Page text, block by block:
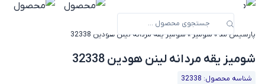
پارسیس مد»شومیز»شومیز یقه مردانه لینن هودین 32338
شومیز یقه مردانه لینن هودین 32338
شناسه محصول: 32338